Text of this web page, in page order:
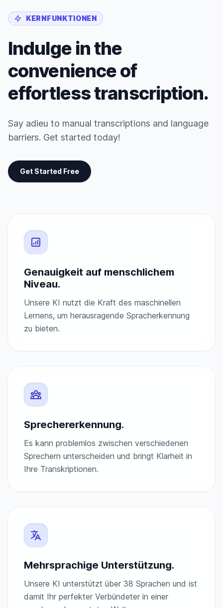
KERNFUNKTIONEN
Indulge in the
convenience of
effortless transcription.
Say adieu to manual transcriptions and language
barriers. Get started today!
Get Started Free
Genauigkeit auf menschlichem
Niveau.
Unsere KI nutzt die Kraft des maschinellen
Lernens, um herausragende Spracherkennung
zu bieten.
Sprechererkennung.
Es kann problemlos zwischen verschiedenen
Sprechern unterscheiden und bringt Klarheit in
Ihre Transkriptionen.
Mehrsprachige Unterstützung.
Unsere KI unterstützt über 38 Sprachen und ist
damit Ihr perfekter Verbündeter in einer